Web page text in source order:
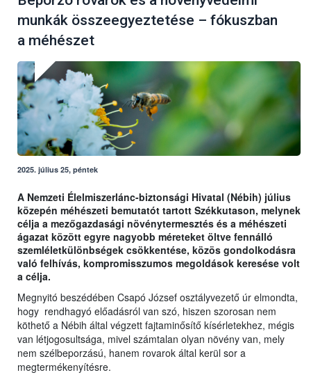
munkák összeegyeztetése – fókuszban
a méhészet
2025. július 25, péntek
A Nemzeti Élelmiszerlánc-biztonsági Hivatal (Nébih) július
közepén méhészeti bemutatót tartott Székkutason, melynek
célja a mezőgazdasági növénytermesztés és a méhészeti
ágazat között egyre nagyobb méreteket öltve fennálló
szemléletkülönbségek csökkentése, közös gondolkodásra
való felhívás, kompromisszumos megoldások keresése volt
a célja.
Megnyitó beszédében Csapó József osztályvezető úr elmondta,
hogy rendhagyó előadásról van szó, hiszen szorosan nem
köthető a Nébih által végzett fajtaminősítő kísérletekhez, mégis
van létjogosultsága, mivel számtalan olyan növény van, mely
nem szélbeporzású, hanem rovarok által kerül sor a
megtermékenyítésre.